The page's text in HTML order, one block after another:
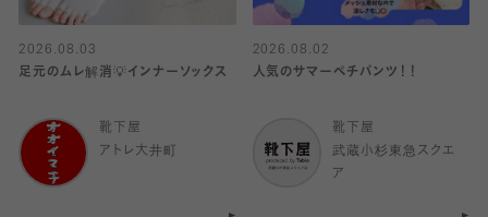
2026.08.03
足元のムレ解消💡インナーソックス
靴下屋
アトレ大井町
2026.08.02
人気のサマーペチパンツ！！
靴下屋
武蔵小杉東急スクエ
ア